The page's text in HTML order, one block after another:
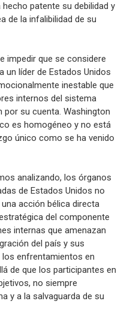
patente su debilidad y
de la infalibilidad de su
impedir que se considere
un líder de Estados Unidos
inestable que
internos del sistema
por su cuenta. Washington
es homogéneo y no está
único como se ha venido
analizando, los órganos
de Estados Unidos no
acción bélica directa
del componente
internas que amenazan
del país y sus
enfrentamientos en
de que los participantes en
no siempre
y a la salvaguarda de su